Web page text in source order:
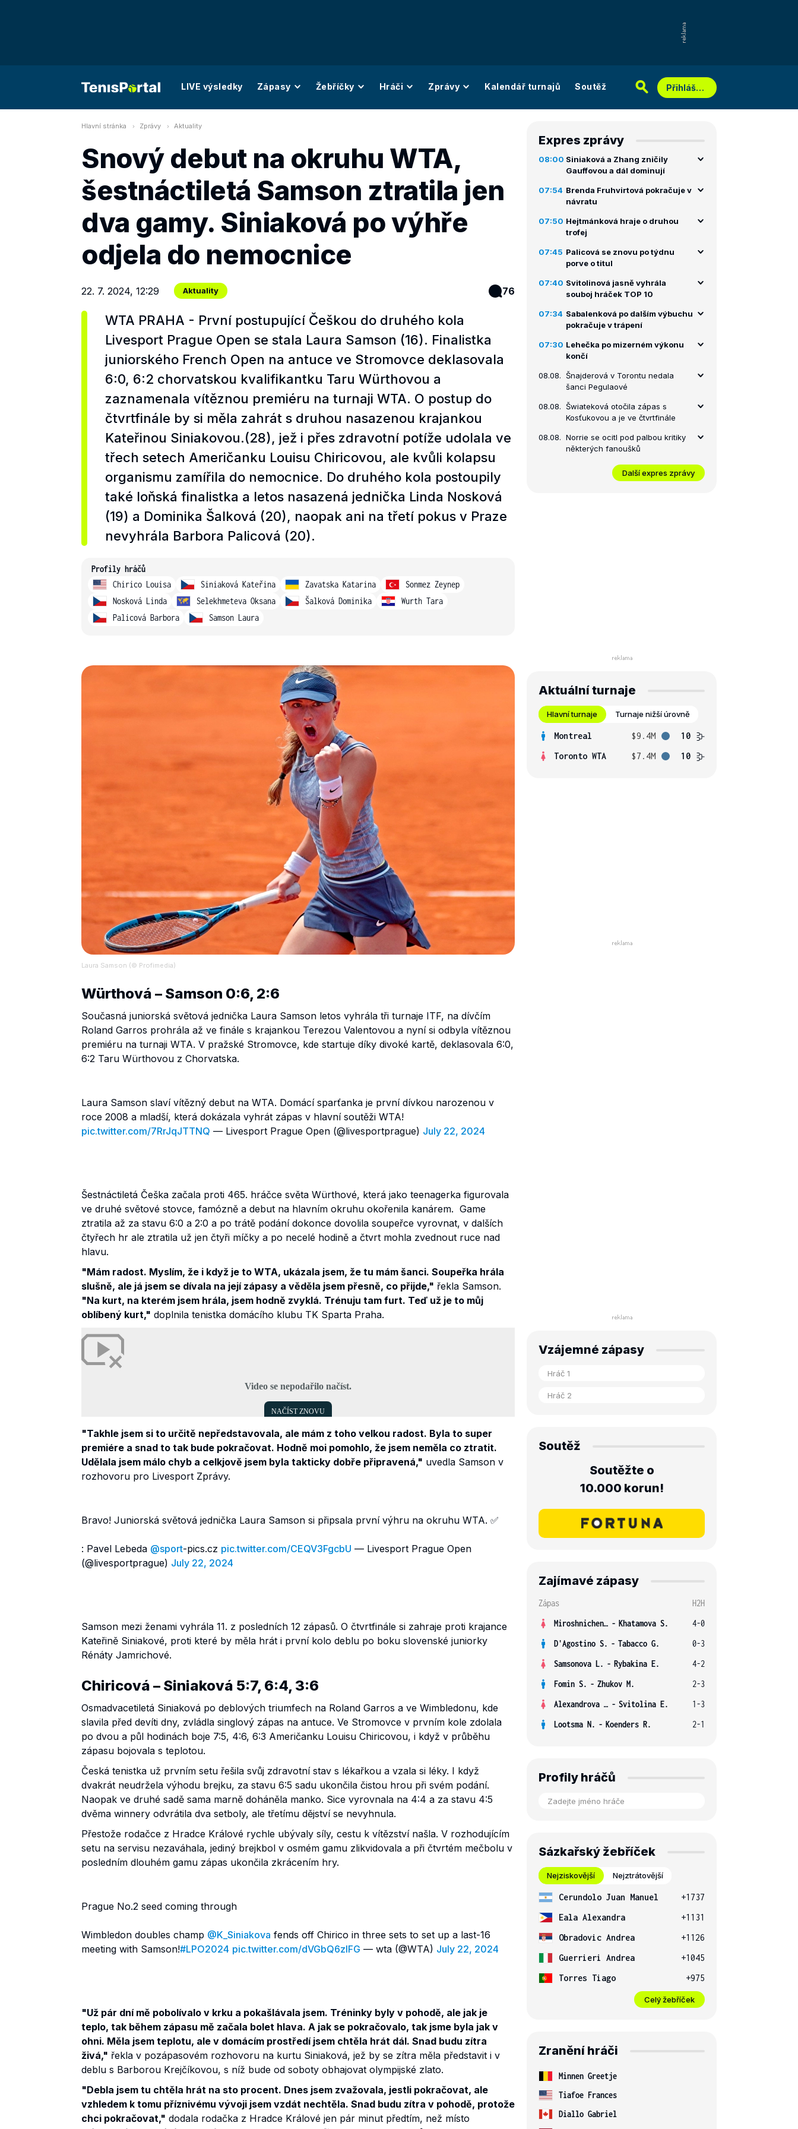
LIVE výsledky Zápasy Žebříčky Hráči Zprávy Kalendář turnajů Soutěž Přihlášení
Hlavní stránka Zprávy Aktuality
Snový debut na okruhu WTA,
šestnáctiletá Samson ztratila jen
dva gamy. Siniaková po výhře
odjela do nemocnice
22. 7. 2024, 12:29 Aktuality 76
WTA PRAHA - První postupující Češkou do druhého kola
Livesport Prague Open se stala Laura Samson (16). Finalistka
juniorského French Open na antuce ve Stromovce deklasovala
6:0, 6:2 chorvatskou kvalifikantku Taru Würthovou a
zaznamenala vítěznou premiéru na turnaji WTA. O postup do
čtvrtfinále by si měla zahrát s druhou nasazenou krajankou
Kateřinou Siniakovou.(28), jež i přes zdravotní potíže udolala ve
třech setech Američanku Louisu Chiricovou, ale kvůli kolapsu
organismu zamířila do nemocnice. Do druhého kola postoupily
také loňská finalistka a letos nasazená jednička Linda Nosková
(19) a Dominika Šalková (20), naopak ani na třetí pokus v Praze
nevyhrála Barbora Palicová (20).
Profily hráčů
Chirico Louisa
Siniaková Kateřina Zavatska Katarina
Sonmez Zeynep
Nosková Linda
Selekhmeteva Oksana Šalková Dominika
Wurth Tara
Palicová Barbora
Samson Laura
Laura Samson (© Profimedia)
Würthová – Samson 0:6, 2:6
Současná juniorská světová jednička Laura Samson letos vyhrála tři turnaje ITF, na dívčím
Roland Garros prohrála až ve finále s krajankou Terezou Valentovou a nyní si odbyla vítěznou
premiéru na turnaji WTA. V pražské Stromovce, kde startuje díky divoké kartě, deklasovala 6:0,
6:2 Taru Würthovou z Chorvatska.
Laura Samson slaví vítězný debut na WTA. Domácí sparťanka je první dívkou narozenou v
roce 2008 a mladší, která dokázala vyhrát zápas v hlavní soutěži WTA!
pic.twitter.com/7RrJqJTTNQ — Livesport Prague Open (@livesportprague) July 22, 2024
Šestnáctiletá Češka začala proti 465. hráčce světa Würthové, která jako teenagerka figurovala
ve druhé světové stovce, famózně a debut na hlavním okruhu okořenila kanárem. Game
ztratila až za stavu 6:0 a 2:0 a po trátě podání dokonce dovolila soupeřce vyrovnat, v dalších
čtyřech hr ale ztratila už jen čtyři míčky a po necelé hodině a čtvrt mohla zvednout ruce nad
hlavu.
"Mám radost. Myslím, že i když je to WTA, ukázala jsem, že tu mám šanci. Soupeřka hrála
slušně, ale já jsem se dívala na její zápasy a věděla jsem přesně, co přijde," řekla Samson.
"Na kurt, na kterém jsem hrála, jsem hodně zvyklá. Trénuju tam furt. Teď už je to můj
oblíbený kurt," doplnila tenistka domácího klubu TK Sparta Praha.
"Takhle jsem si to určitě nepředstavovala, ale mám z toho velkou radost. Byla to super
premiére a snad to tak bude pokračovat. Hodně moi pomohlo, že jsem neměla co ztratit.
Udělala jsem málo chyb a celkjově jsem byla takticky dobře připravená," uvedla Samson v
rozhovoru pro Livesport Zprávy.
Bravo! Juniorská světová jednička Laura Samson si připsala první výhru na okruhu WTA. ✅
: Pavel Lebeda @sport-pics.cz pic.twitter.com/CEQV3FgcbU — Livesport Prague Open
(@livesportprague) July 22, 2024
Samson mezi ženami vyhrála 11. z posledních 12 zápasů. O čtvrtfinále si zahraje proti krajance
Kateřině Siniakové, proti které by měla hrát i první kolo deblu po boku slovenské juniorky
Rénáty Jamrichové.
Chiricová – Siniaková 5:7, 6:4, 3:6
Osmadvacetiletá Siniaková po deblových triumfech na Roland Garros a ve Wimbledonu, kde
slavila před devíti dny, zvládla singlový zápas na antuce. Ve Stromovce v prvním kole zdolala
po dvou a půl hodinách boje 7:5, 4:6, 6:3 Američanku Louisu Chiricovou, i když v průběhu
zápasu bojovala s teplotou.
Česká tenistka už prvním setu řešila svůj zdravotní stav s lékařkou a vzala si léky. I když
dvakrát neudržela výhodu brejku, za stavu 6:5 sadu ukončila čistou hrou při svém podání.
Naopak ve druhé sadě sama marně doháněla manko. Sice vyrovnala na 4:4 a za stavu 4:5
dvěma winnery odvrátila dva setboly, ale třetímu dějství se nevyhnula.
Přestože rodačce z Hradce Králové rychle ubývaly síly, cestu k vítězství našla. V rozhodujícím
setu na servisu nezaváhala, jediný brejkbol v osmém gamu zlikvidovala a při čtvrtém mečbolu v
posledním dlouhém gamu zápas ukončila zkrácením hry.
Prague No.2 seed coming through
Wimbledon doubles champ @K_Siniakova fends off Chirico in three sets to set up a last-16
meeting with Samson!#LPO2024 pic.twitter.com/dVGbQ6zIFG — wta (@WTA) July 22, 2024
"Už pár dní mě pobolívalo v krku a pokašlávala jsem. Tréninky byly v pohodě, ale jak je
teplo, tak během zápasu mě začala bolet hlava. A jak se pokračovalo, tak jsme byla jak v
ohni. Měla jsem teplotu, ale v domácím prostředí jsem chtěla hrát dál. Snad budu zítra
živá," řekla v pozápasovém rozhovoru na kurtu Siniaková, jež by se zítra měla představit i v
deblu s Barborou Krejčíkovou, s níž bude od soboty obhajovat olympijské zlato.
"Debla jsem tu chtěla hrát na sto procent. Dnes jsem zvažovala, jestli pokračovat, ale
vzhledem k tomu příznivému vývoji jsem vzdát nechtěla. Snad budu zítra v pohodě, protože
chci pokračovat," dodala rodačka z Hradce Králové jen pár minut předtím, než místo
Expres zprávy
08:00 Siniaková a Zhang zničily
Gauffovou a dál dominují
07:54 Brenda Fruhvirtová pokračuje v
návratu
07:50 Hejtmánková hraje o druhou
trofej
07:45 Palicová se znovu po týdnu
porve o titul
07:40 Svitolinová jasně vyhrála
souboj hráček TOP 10
07:34 Sabalenková po dalším výbuchu
pokračuje v trápení
07:30 Lehečka po mizerném výkonu
končí
08.08. Šnajderová v Torontu nedala
šanci Pegulaové
08.08. Šwiateková otočila zápas s
Kosťukovou a je ve čtvrtfinále
08.08. Norrie se ocitl pod palbou kritiky
některých fanoušků
Další expres zprávy
Aktuální turnaje
Hlavní turnaje Turnaje nižší úrovně
Montreal $9.4M
10
Toronto WTA
$7.4M 10
Vzájemné zápasy
Soutěž
Soutěžte o
10.000 korun!
Zajímavé zápasy
Zápas
H2H
Miroshnichenko V. - Khatamova S.
4-0
D'Agostino S. - Tabacco G.
0-3
Samsonova L. - Rybakina E.
4-2
Fomin S. - Zhukov M.
2-3
Alexandrova E. - Svitolina E.
1-3
Lootsma N. - Koenders R. 2-1
Profily hráčů
Sázkařský žebříček
Nejziskovější Nejztrátovější
Cerundolo Juan Manuel
+1737
Eala Alexandra
+1131
Obradovic Andrea
+1126
Guerrieri Andrea
+1045
Torres Tiago
+975
Celý žebříček
Zranění hráči
Minnen Greetje
Tiafoe Frances
Diallo Gabriel